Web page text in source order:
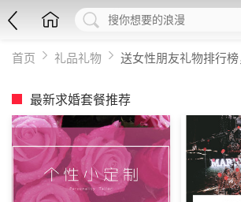
首页 礼品礼物 送女性朋友礼物排行榜
最新求婚套餐推荐